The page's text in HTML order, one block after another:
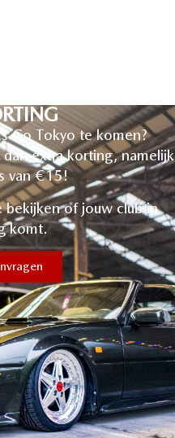
Go Tokyo te komen?
extra korting, namelijk
van €15!
of jouw club in
komt.